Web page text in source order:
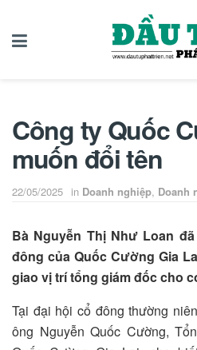
Công ty Quốc
muốn đổi tên
22/05/2025 in Doanh nghiệp, Doanh
Bà Nguyễn Thị Như Loan
đông của Quốc Cường Gia
giao vị trí tổng giám đốc cho
Tại đại hội cổ đông thường
ông Nguyễn Quốc Cường,